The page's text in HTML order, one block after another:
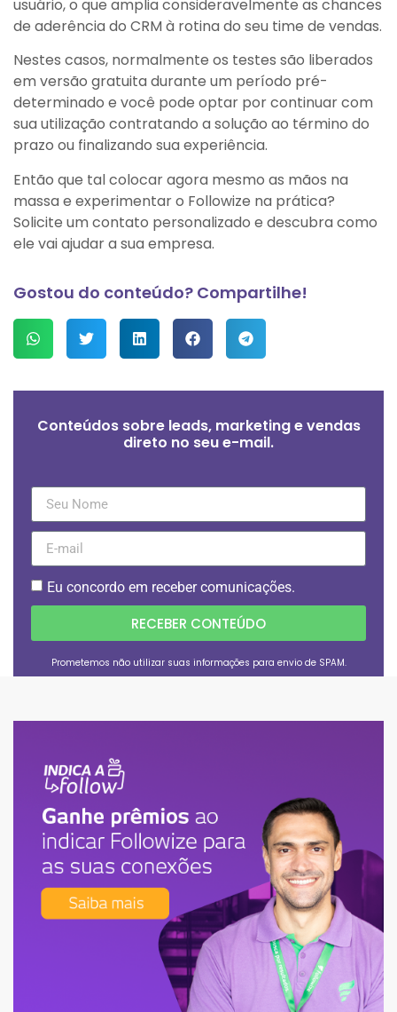
usuário, o que amplia consideravelmente as chances
de aderência do CRM à rotina do seu time de vendas.
Nestes casos, normalmente os testes são liberados
em versão gratuita durante um período pré-
determinado e você pode optar por continuar com
sua utilização contratando a solução ao término do
prazo ou finalizando sua experiência.
Então que tal colocar agora mesmo as mãos na
massa e experimentar o Followize na prática?
Solicite um contato personalizado e descubra como
ele vai ajudar a sua empresa.
Gostou do conteúdo? Compartilhe!
Conteúdos sobre leads, marketing e vendas
direto no seu e-mail.
Eu concordo em receber comunicações.
RECEBER CONTEÚDO
Prometemos não utilizar suas informações para envio de SPAM.